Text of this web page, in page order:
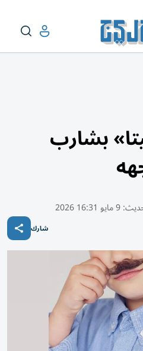
بشارب
9 مايو 16:31 2026
شارك